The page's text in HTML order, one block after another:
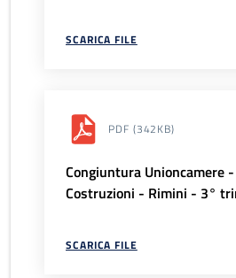
SCARICA FILE
PDF (342KB)
Congiuntura Unioncamere
Costruzioni - Rimini - 3°
SCARICA FILE